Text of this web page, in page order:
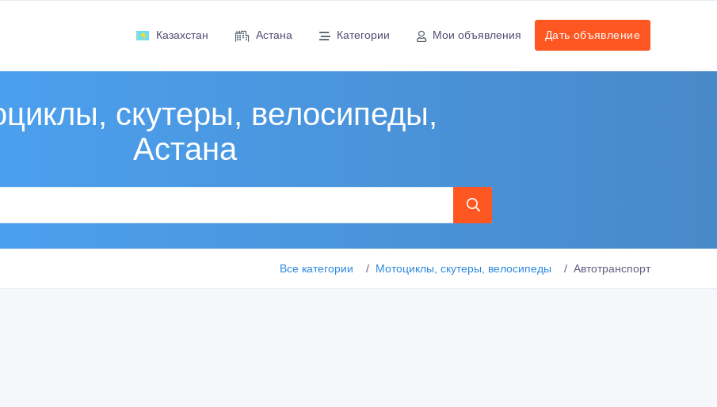
Казахстан Астана Категории Мои объявления Дать объявление
скутеры, велосипеды,
Астана
Все категории Мотоциклы, скутеры, велосипеды Автотранспорт